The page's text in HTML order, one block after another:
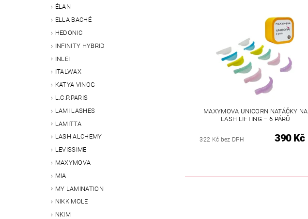
ÉLAN
ELLA BACHÉ
HEDONIC
INFINITY HYBRID
INLEI
ITALWAX
KATYA VINOG
L.C.P.PARIS
LAMI LASHES
LAMITTA
LASH ALCHEMY
LEVISSIME
MAXYMOVA
MIA
MY LAMINATION
NIKK MOLE
NKIM
MAXYMOVA UNICORN NATÁČKY NA
LASH LIFTING – 6 PÁRŮ
322 Kč bez DPH 390 Kč